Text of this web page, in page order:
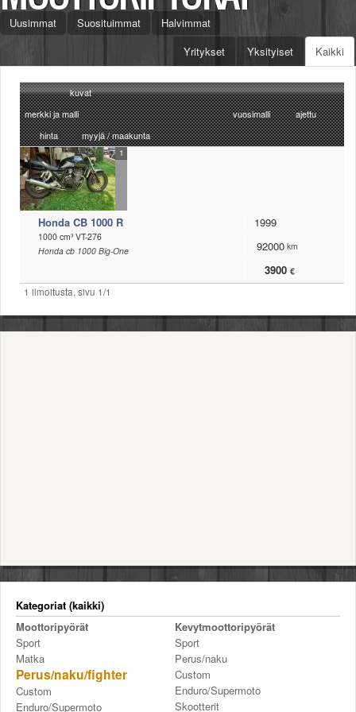
Säännöt ja ohjeet
Uudet ajoneuvot
Uudet videot
Uudet kommentit
MYYDÄÄN
Haku
Ohjeet
Ajoneuvot
Osat
TIETOPANKKI
TAPAHTUMAT
MP15 kuvia
MP14 kuvia
ACS 2015 kuvia
Lisää uusi tapahtuma
UUTISET
Mainostus
Kevytversio
Uusimmat Suosituimmat
Halvimmat
Yritykset
Yksityiset Kaikki
kuvat
merkki ja malli
vuosimalli
ajettu
hinta
myyjä / maakunta
1
Honda CB 1000 R
1000 cm³ VT-276
Honda cb 1000 Big-One
1999
92000 km
3900 €
1 ilmoitusta, sivu 1/1
Kategoriat (kaikki)
Moottoripyörät
Sport
Matka
Perus/naku/fighter
Custom
Enduro/Supermoto
Kevytmoottoripyörät
Sport
Perus/naku
Custom
Enduro/Supermoto
Skootterit